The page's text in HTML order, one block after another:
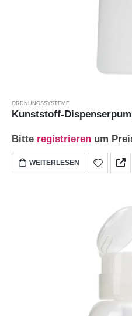
ORDNUNGSSYSTEME
Kunststoff-
Bitte registrieren um
WEITERLESEN